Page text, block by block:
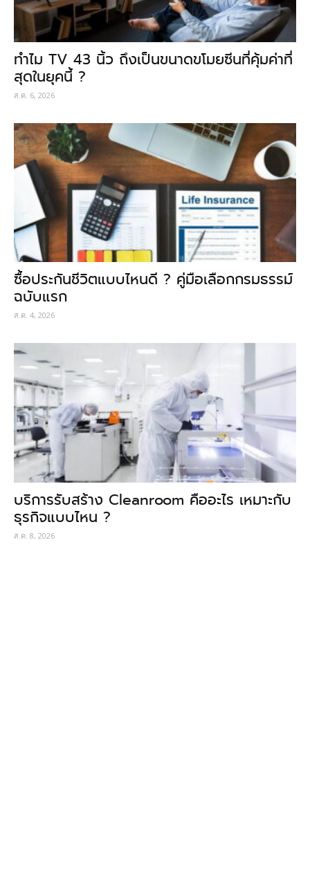
ทำไม TV 43 นิ้ว ถึงเป็นขนาดขโมยซีนที่คุ้มค่าที่
สุดในยุคนี้ ?
ส.ค. 6, 2026
ซื้อประกันชีวิตแบบไหนดี ? คู่มือเลือกกรมธรรม์
ฉบับแรก
ส.ค. 4, 2026
บริการรับสร้าง Cleanroom คืออะไร เหมาะกับ
ธุรกิจแบบไหน ?
ส.ค. 8, 2026